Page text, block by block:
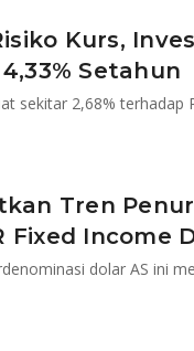
Kurs,
Setahun
sekitar 2,68% terhadap
Tren
Fixed Income